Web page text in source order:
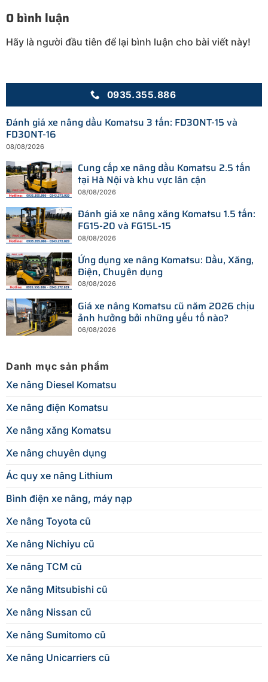
0 bình luận
Hãy là người đầu tiên để lại bình luận cho bài viết này!
0935.355.886
Đánh giá xe nâng dầu Komatsu 3 tấn: FD30NT-15 và
FD30NT-16
08/08/2026
Cung cấp xe nâng dầu Komatsu 2.5 tấn
tại Hà Nội và khu vực lân cận
08/08/2026
Đánh giá xe nâng xăng Komatsu 1.5 tấn:
FG15-20 và FG15L-15
08/08/2026
Ứng dụng xe nâng Komatsu: Dầu, Xăng,
Điện, Chuyên dụng
08/08/2026
Giá xe nâng Komatsu cũ năm 2026 chịu
ảnh hưởng bởi những yếu tố nào?
06/08/2026
Danh mục sản phẩm
Xe nâng Diesel Komatsu
Xe nâng điện Komatsu
Xe nâng xăng Komatsu
Xe nâng chuyên dụng
Ác quy xe nâng Lithium
Bình điện xe nâng, máy nạp
Xe nâng Toyota cũ
Xe nâng Nichiyu cũ
Xe nâng TCM cũ
Xe nâng Mitsubishi cũ
Xe nâng Nissan cũ
Xe nâng Sumitomo cũ
Xe nâng Unicarriers cũ